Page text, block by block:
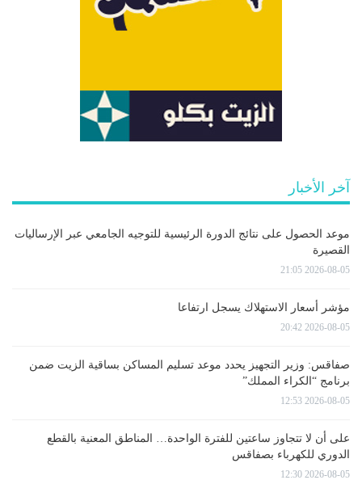
آخر الأخبار
موعد الحصول على نتائج الدورة الرئيسية للتوجيه الجامعي عبر الإرساليات
القصيرة
2026-08-05 21:05
مؤشر أسعار الاستهلاك يسجل ارتفاعا
2026-08-05 20:42
صفاقس: وزير التجهيز يحدد موعد تسليم المساكن بساقية الزيت ضمن
برنامج “الكراء المملك”
2026-08-05 12:53
على أن لا تتجاوز ساعتين للفترة الواحدة… المناطق المعنية بالقطع
الدوري للكهرباء بصفاقس
2026-08-05 12:30